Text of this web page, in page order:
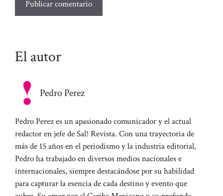
El autor
Pedro Perez
Pedro Perez es un apasionado comunicador y el actual
redactor en jefe de Sal! Revista. Con una trayectoria de
más de 15 años en el periodismo y la industria editorial,
Pedro ha trabajado en diversos medios nacionales e
internacionales, siempre destacándose por su habilidad
para capturar la esencia de cada destino y evento que